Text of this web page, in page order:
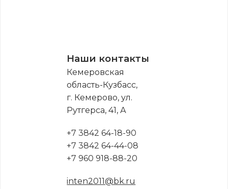
Наши контакты
Кемеровская
область-Кузбасс,
г. Кемерово, ул.
Рутгерса, 41, А
+7 3842 64-18-90
+7 3842 64-44-08
+7 960 918-88-20
inten2011@bk.ru